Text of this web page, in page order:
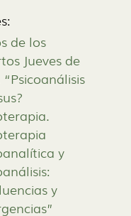
de los
Jueves de
“Psicoanálisis
y
y